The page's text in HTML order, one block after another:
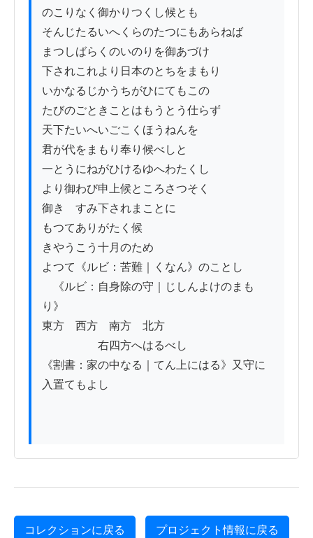
のこりなく御かりつくし候とも
そんじたるいへくらのたつにもあらねば
まつしばらくのいのりを御あづけ
下されこれより日本のとちをまもり
いかなるじかうちがひにてもこの
たびのごときことはもうとう仕らず
天下たいへいごこくほうねんを
君が代をまもり奉り候べしと
一とうにねがひけるゆへわたくし
より御わび申上候ところさつそく
御きゝすみ下されまことに
もつてありがたく候
きやうこう十月のため
よつて《ルビ：苦難｜くなん》のことし
《ルビ：自身除の守｜じしんよけのまも
り》
東方　西方　南方　北方
右四方へはるべし
《割書：家の中なる｜てん上にはる》又守に
入置てもよし
コレクションに戻る プロジェクト情報に戻る